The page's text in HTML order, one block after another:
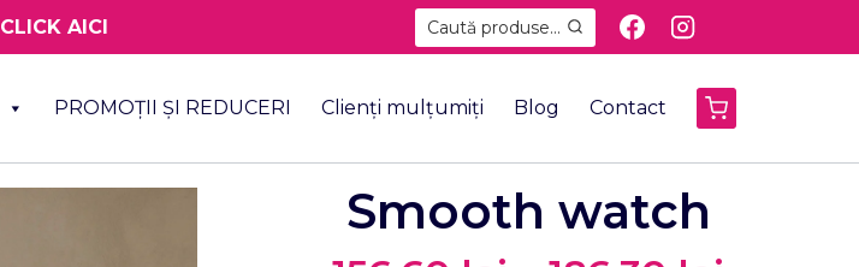
CLICK AICI Caută produse...
PROMOȚII ȘI REDUCERI Clienți mulțumiți Blog Contact
Smooth watch